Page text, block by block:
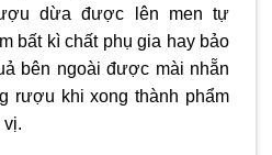
dừa được lên men tự
bất kì chất phụ gia hay bảo
bên ngoài được mài nhẵn
rượu khi xong thành phẩm
vị.